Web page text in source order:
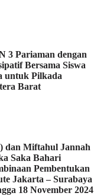
3 Pariaman dengan
Bersama Siswa
untuk Pilkada
Barat
dan Miftahul Jannah
Saka Bahari
Pembentukan
Jakarta – Surabaya
18 November 2024